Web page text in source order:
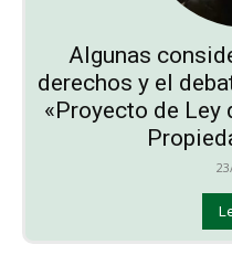
Algunas
derechos y el
«Proyecto de